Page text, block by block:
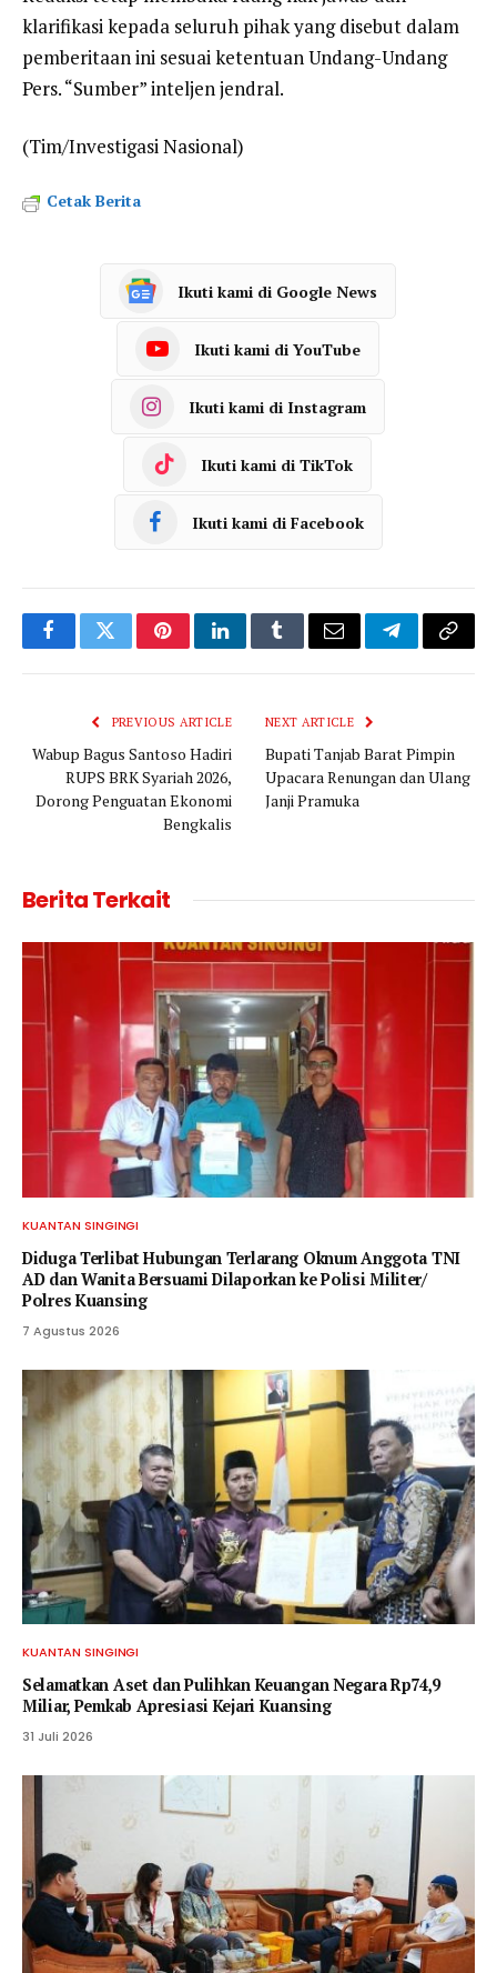
klarifikasi kepada seluruh pihak yang disebut dalam
pemberitaan ini sesuai ketentuan Undang-Undang
Pers. “Sumber” inteljen jendral.
(Tim/Investigasi Nasional)
Cetak Berita
Ikuti kami di Google News
Ikuti kami di YouTube
Ikuti kami di Instagram
Ikuti kami di TikTok
Ikuti kami di Facebook
FacebookTwitterPinterestLinkedInTumblrEmail TelegramCopy
PREVIOUS ARTICLE
Wabup Bagus Santoso Hadiri
RUPS BRK Syariah 2026,
Dorong Penguatan Ekonomi
Bengkalis
NEXT ARTICLE
Bupati Tanjab Barat Pimpin
Upacara Renungan dan Ulang
Janji Pramuka
Berita Terkait
KUANTAN SINGINGI
Diduga Terlibat Hubungan Terlarang Oknum Anggota TNI
AD dan Wanita Bersuami Dilaporkan ke Polisi Militer/
Polres Kuansing
7 Agustus 2026
KUANTAN SINGINGI
Selamatkan Aset dan Pulihkan Keuangan Negara Rp74,9
Miliar, Pemkab Apresiasi Kejari Kuansing
31 Juli 2026